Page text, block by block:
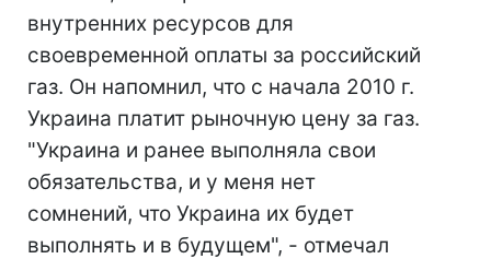
внутренних ресурсов для
своевременной оплаты за российский
газ. Он напомнил, что с начала 2010 г.
Украина платит рыночную цену за газ.
"Украина и ранее выполняла свои
обязательства, и у меня нет
сомнений, что Украина их будет
выполнять и в будущем", - отмечал